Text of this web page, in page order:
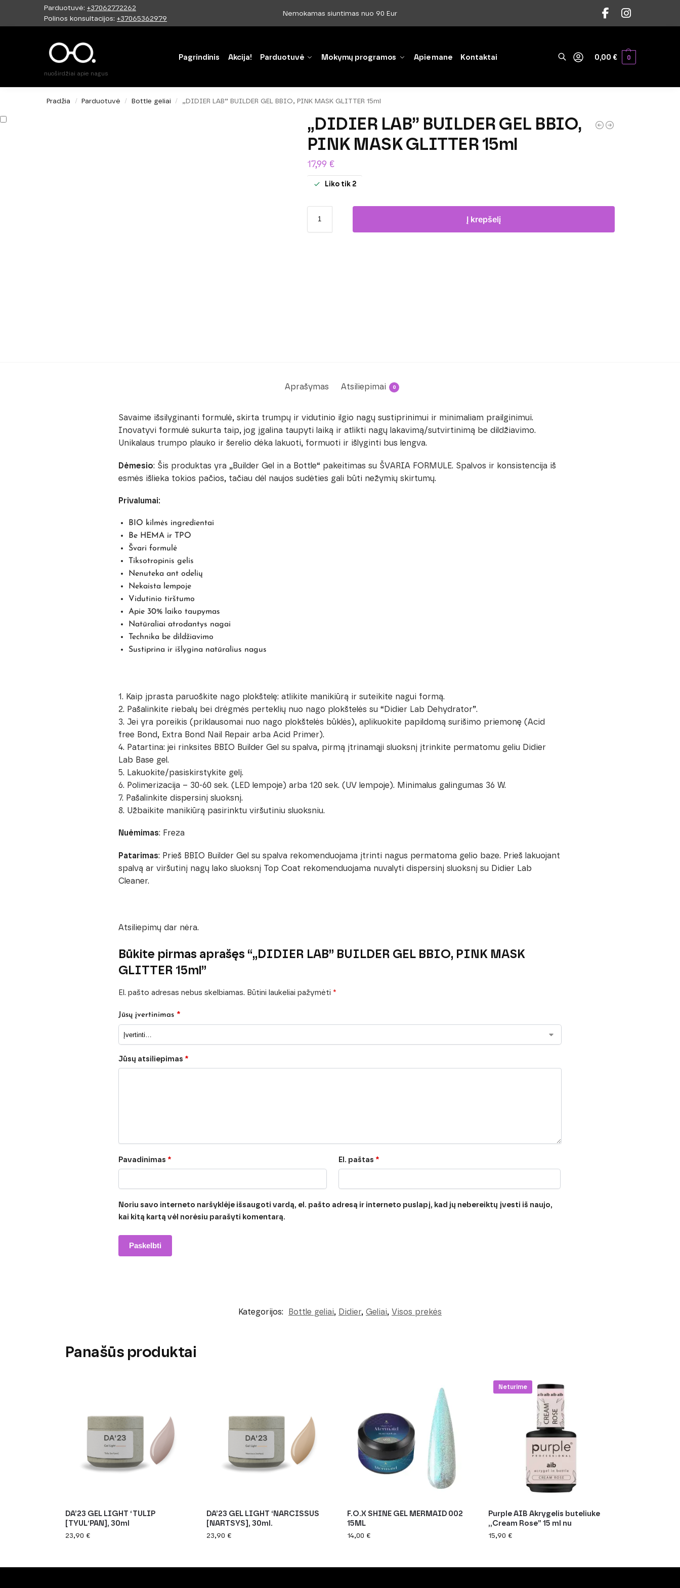
Parduotuvė: +37062772262
Polinos konsultacijos: +37065362979
Nemokamas siuntimas nuo 90 Eur
nuoširdžiai apie nagus
Pagrindinis Akcija! Parduotuvė Mokymų programos Apie mane Kontaktai
Paieška
0,00 € 0
Pradžia / Parduotuvė / Bottle geliai / „DIDIER LAB” BUILDER GEL BBIO, PINK MASK GLITTER 15ml
„DIDIER LAB” BUILDER GEL BBIO,
PINK MASK GLITTER 15ml
17,99 €
Liko tik 2
Į krepšelį
Aprašymas Atsiliepimai 0
Savaime išsilyginanti formulė, skirta trumpų ir vidutinio ilgio nagų sustiprinimui ir minimaliam prailginimui.
Inovatyvi formulė sukurta taip, jog įgalina taupyti laiką ir atlikti nagų lakavimą/sutvirtinimą be dildžiavimo.
Unikalaus trumpo plauko ir šerelio dėka lakuoti, formuoti ir išlyginti bus lengva.
Dėmesio: Šis produktas yra „Builder Gel in a Bottle“ pakeitimas su ŠVARIA FORMULE. Spalvos ir konsistencija iš
esmės išlieka tokios pačios, tačiau dėl naujos sudėties gali būti nežymių skirtumų.
Privalumai:
BIO kilmės ingredientai
Be HEMA ir TPO
Švari formulė
Tiksotropinis gelis
Nenuteka ant odelių
Nekaista lempoje
Vidutinio tirštumo
Apie 30% laiko taupymas
Natūraliai atrodantys nagai
Technika be dildžiavimo
Sustiprina ir išlygina natūralius nagus
1. Kaip įprasta paruoškite nago plokštelę: atlikite manikiūrą ir suteikite nagui formą.
2. Pašalinkite riebalų bei drėgmės perteklių nuo nago plokštelės su “Didier Lab Dehydrator”.
3. Jei yra poreikis (priklausomai nuo nago plokštelės būklės), aplikuokite papildomą surišimo priemonę (Acid
free Bond, Extra Bond Nail Repair arba Acid Primer).
4. Patartina: jei rinksites BBIO Builder Gel su spalva, pirmą įtrinamąji sluoksnį įtrinkite permatomu geliu Didier
Lab Base gel.
5. Lakuokite/pasiskirstykite gelį.
6. Polimerizacija – 30-60 sek. (LED lempoje) arba 120 sek. (UV lempoje). Minimalus galingumas 36 W.
7. Pašalinkite dispersinį sluoksnį.
8. Užbaikite manikiūrą pasirinktu viršutiniu sluoksniu.
Nuėmimas: Freza
Patarimas: Prieš BBIO Builder Gel su spalva rekomenduojama įtrinti nagus permatoma gelio baze. Prieš lakuojant
spalvą ar viršutinį nagų lako sluoksnį Top Coat rekomenduojama nuvalyti dispersinį sluoksnį su Didier Lab
Cleaner.
Atsiliepimų dar nėra.
Būkite pirmas aprašęs “„DIDIER LAB” BUILDER GEL BBIO, PINK MASK
GLITTER 15ml”
El. pašto adresas nebus skelbiamas. Būtini laukeliai pažymėti *
Jūsų įvertinimas *
Jūsų atsiliepimas *
Pavadinimas * El. paštas *
Noriu savo interneto naršyklėje išsaugoti vardą, el. pašto adresą ir interneto puslapį, kad jų nebereiktų įvesti iš naujo,
kai kitą kartą vėl norėsiu parašyti komentarą.
Kategorijos: Bottle geliai, Didier, Geliai, Visos prekės
Panašūs produktai
DA’23 GEL LIGHT ‘TULIP
[TYULʹPAN], 30ml
23,90 €
DA’23 GEL LIGHT ‘NARCISSUS
[NARTSYS], 30ml.
23,90 €
F.O.X SHINE GEL MERMAID 002
15ML
14,00 €
Neturime
Purple AIB Akrygelis buteliuke
,,Cream Rose” 15 ml nu
15,90 €